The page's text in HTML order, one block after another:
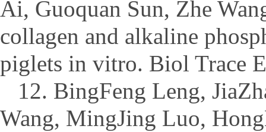
Ai, Guoquan Sun, Zhe
collagen and alkaline
piglets in vitro. Biol Trace
12. BingFeng Leng,
Wang, MingJing Luo,